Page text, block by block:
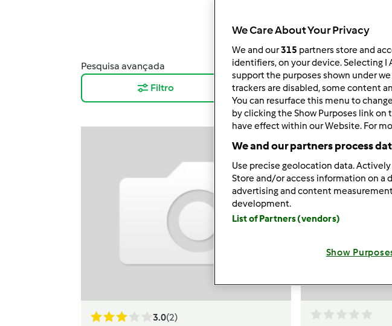
492
Pesquisa avançada
Filtro
Resultados por página:
12
3.0(2)
We Care About Your Privacy
We and our315 partners store and
identifiers, on your device. Selecting
support the purposes shown under
trackers are disabled, some content
You can resurface this menu to
by clicking the Show Purposes link on
have effect within our Website. For
We and our partners process
Use precise geolocation data.
Store and/or access information on a
advertising and content
development.
List of Partners (vendors)
Show